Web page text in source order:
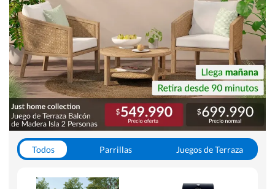
Todos Parrillas
Juegos de Terraza